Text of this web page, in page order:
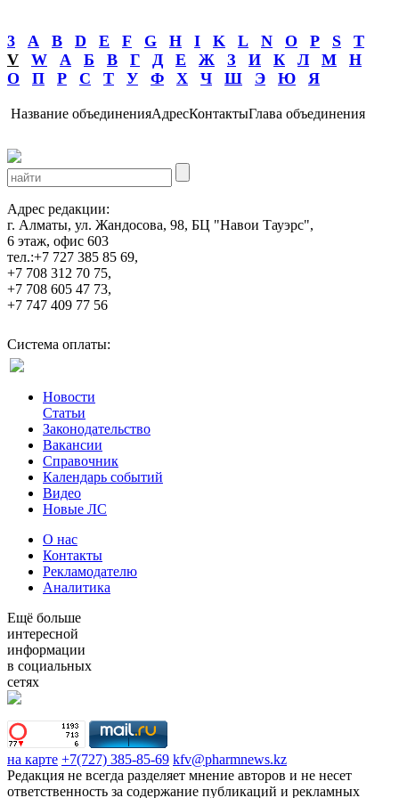
3 A B D E F G H I K L N O P S
T
V
W А Б В Г Д Е Ж З И К Л М
Н
О
П Р С Т У Ф Х Ч Ш Э Ю Я
Название объединенияАдресКонтактыГлава объединения
Адрес редакции:
г. Алматы, ул. Жандосова, 98, БЦ "Навои Тауэрс",
6 этаж, офис 603
тел.:+7 727 385 85 69,
+7 708 312 70 75,
+7 708 605 47 73,
+7 747 409 77 56
Система оплаты:
Новости
Статьи
Законодательство
Вакансии
Справочник
Календарь событий
Видео
Новые ЛС
О нас
Контакты
Рекламодателю
Аналитика
Ещё больше
интересной
информации
в социальных
сетях
на карте +7(727) 385-85-69 kfv@pharmnews.kz
Редакция не всегда разделяет мнение авторов и не несет
ответственность за содержание публикаций и рекламных